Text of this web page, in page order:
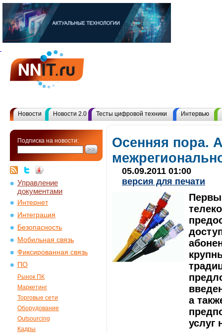
Новости Новости 2.0 Тесты цифровой техники Интервью
Подписка на новости:
Управление
документами
Интернет
Интеграция
Безопасность
Мобильная связь
Фиксированная связь
ПО
Рынок ПК
Маркетинг
Торговые сети
Оборудование
Outsourcing
Кадры
Осенняя пора.
05.09.2011 01:00
версия для печати
а
услуг